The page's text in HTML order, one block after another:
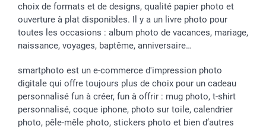
choix de formats et de designs, qualité papier photo et
ouverture à plat disponibles. Il y a un livre photo pour
toutes les occasions : album photo de vacances, mariage,
naissance, voyages, baptême, anniversaire…
smartphoto est un e-commerce d'impression photo
digitale qui offre toujours plus de choix pour un cadeau
personnalisé fun à créer, fun à offrir : mug photo, t-shirt
personnalisé, coque iphone, photo sur toile, calendrier
photo, pêle-mêle photo, stickers photo et bien d’autres